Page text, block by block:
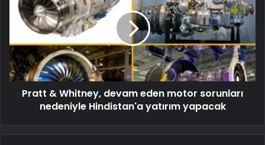
Pratt & Whitney, devam eden motor sorunları
nedeniyle Hindistan'a yatırım yapacak